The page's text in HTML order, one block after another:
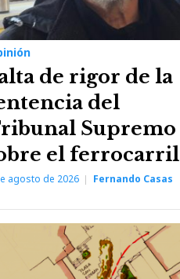
de rigor de la
del
Supremo
el ferrocarril
agosto de 2026 Fernando Casas